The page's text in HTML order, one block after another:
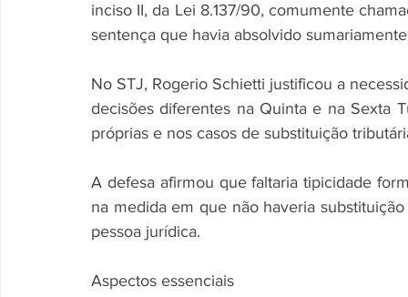
inciso II, da Lei 8.137/90, comumente
sentença que havia absolvido
No STJ, Rogerio Schietti justificou a
decisões diferentes na Quinta e na Sexta
próprias e nos casos de substituição
A defesa afirmou que faltaria tipicidade
na medida em que não haveria
pessoa jurídica.
Aspectos essenciais